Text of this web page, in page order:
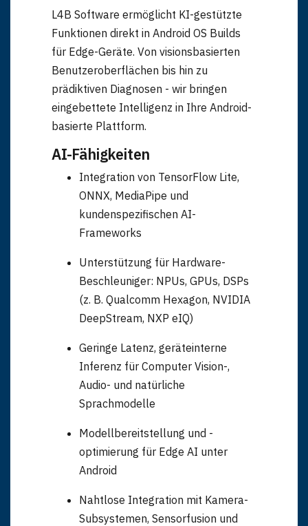
L4B Software ermöglicht KI-gestützte
Funktionen direkt in Android OS Builds
für Edge-Geräte. Von visionsbasierten
Benutzeroberflächen bis hin zu
prädiktiven Diagnosen - wir bringen
eingebettete Intelligenz in Ihre Android-
basierte Plattform.
AI-Fähigkeiten
Integration von TensorFlow Lite,
ONNX, MediaPipe und
kundenspezifischen AI-
Frameworks
Unterstützung für Hardware-
Beschleuniger: NPUs, GPUs, DSPs
(z. B. Qualcomm Hexagon, NVIDIA
DeepStream, NXP eIQ)
Geringe Latenz, geräteinterne
Inferenz für Computer Vision-,
Audio- und natürliche
Sprachmodelle
Modellbereitstellung und -
optimierung für Edge AI unter
Android
Nahtlose Integration mit Kamera-
Subsystemen, Sensorfusion und